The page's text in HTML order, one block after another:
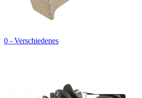
0 - Verschiedenes